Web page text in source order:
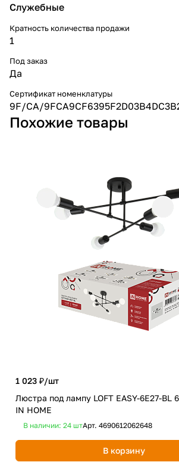
Служебные
Кратность количества продажи
1
Под заказ
Да
Сертификат номенклатуры
9F/CA/
Похожие товары
1 023 ₽/шт
Люстра под лампу LOFT EASY-6E27-BL
IN HOME
В наличии: 24 штАрт. 4690612062648
В корзину